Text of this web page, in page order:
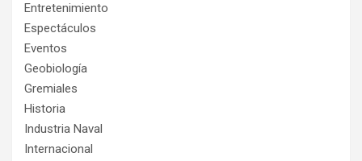
Entretenimiento
Espectáculos
Eventos
Geobiología
Gremiales
Historia
Industria Naval
Internacional